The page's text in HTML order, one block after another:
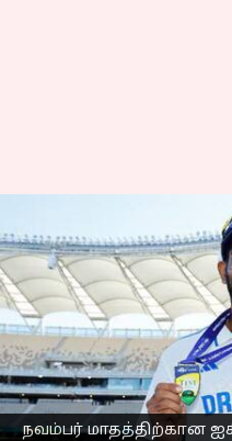
நவம்பர் மாதத்திற்கான
நவம்பர்
ஐசிசியின்
பும்ராவின்
முறையாக
பெறுவாரா?